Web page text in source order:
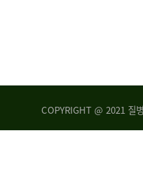
COPYRIGHT @ 2021 질